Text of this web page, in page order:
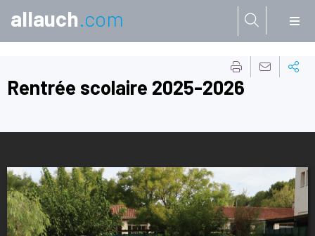
allauch.com
Rentrée scolaire 2025-2026